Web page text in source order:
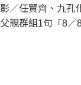
影／任賢齊、九
父親群組1句「8